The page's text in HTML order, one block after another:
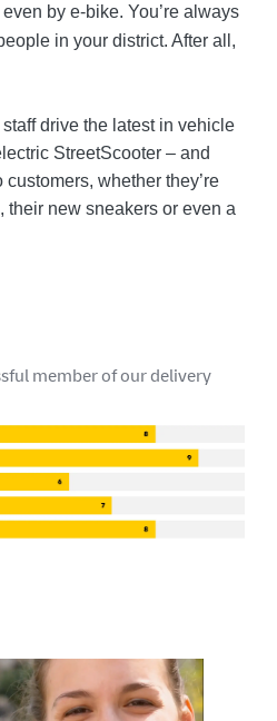
by e-bike. You’re always
in your district. After all,
staff drive the latest in vehicle
StreetScooter – and
whether they’re
their new sneakers or even a
member of our delivery